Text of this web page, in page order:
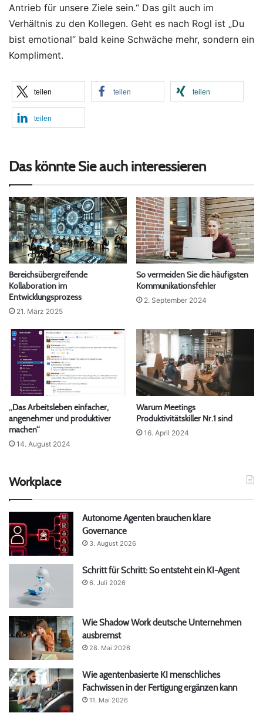
Antrieb für unsere Ziele sein.“ Das gilt auch im
Verhältnis zu den Kollegen. Geht es nach Rogl ist „Du
bist emotional“ bald keine Schwäche mehr, sondern ein
Kompliment.
teilen teilen teilen
teilen
Das könnte Sie auch interessieren
Bereichsübergreifende
Kollaboration im
Entwicklungsprozess
21. März 2025
So vermeiden Sie die häufigsten
Kommunikationsfehler
2. September 2024
„Das Arbeitsleben einfacher,
angenehmer und produktiver
machen“
14. August 2024
Warum Meetings
Produktivitätskiller Nr.1 sind
16. April 2024
Workplace
Autonome Agenten brauchen klare
Governance
3. August 2026
Schritt für Schritt: So entsteht ein KI-Agent
6. Juli 2026
Wie Shadow Work deutsche Unternehmen
ausbremst
28. Mai 2026
Wie agentenbasierte KI menschliches
Fachwissen in der Fertigung ergänzen kann
11. Mai 2026